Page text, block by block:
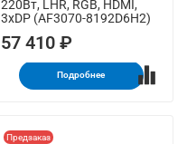
220Вт, LHR, RGB, HDMI,
3xDP (AF3070-8192D6H2)
57 410 ₽
Подробнее
Предзаказ